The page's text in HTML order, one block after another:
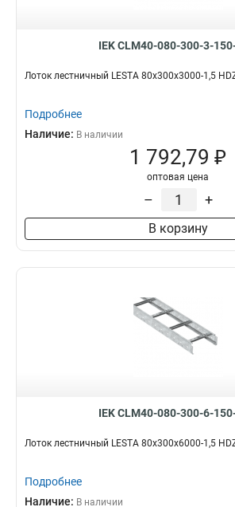
IEK CLM40-080-300-3-
Лоток лестничный LESTA 80х300х3000-1,5
Подробнее
Наличие: В наличии
1 792,79 ₽
оптовая цена
– +
В корзину
IEK CLM40-080-300-6-
Лоток лестничный LESTA 80х300х6000-1,5
Подробнее
Наличие: В наличии